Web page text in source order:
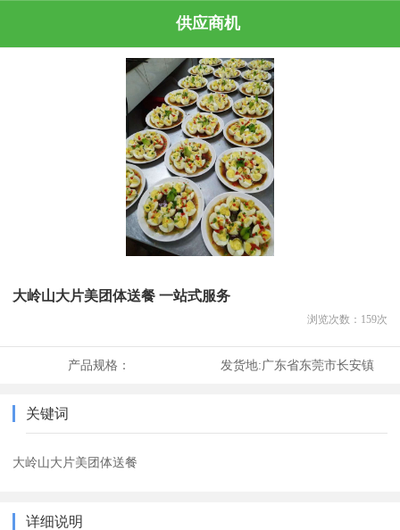
供应商机
大岭山大片美团体送餐 一站式服务
浏览次数： 159次
产品规格： 发货地:广东省东莞市长安镇
关键词
大岭山大片美团体送餐
详细说明